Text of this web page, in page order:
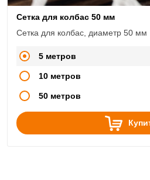
Сетка для колбас 50 мм
Сетка для колбас, диаметр 50 мм
5 метров
10 метров
50 метров